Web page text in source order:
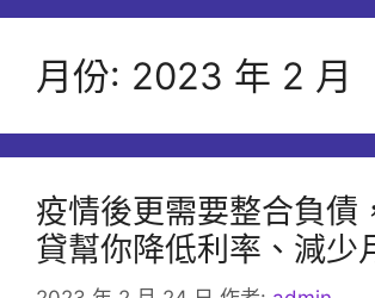
月份: 2023 年 2 月
疫情後更需要整合負債
貸幫你降低利率、減少